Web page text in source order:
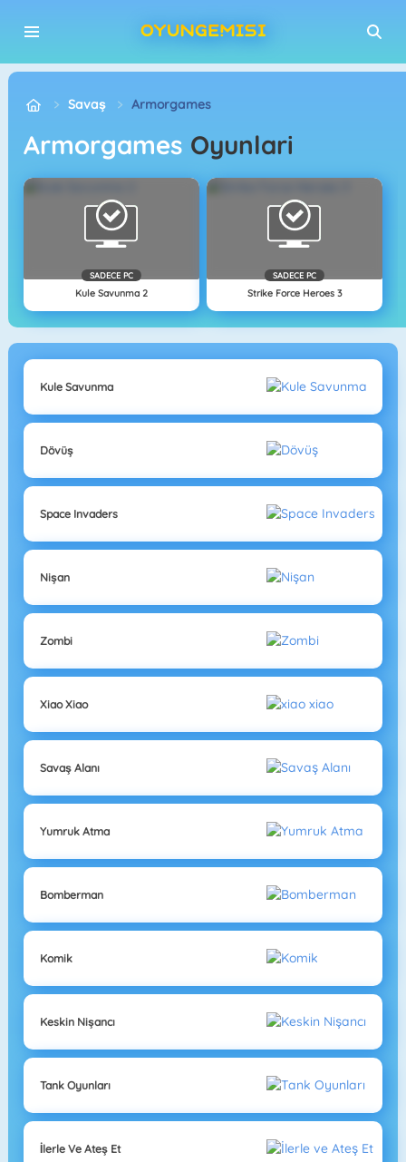
Savaş Armorgames
Armorgames Oyunlari
SADECE PC
Kule Savunma 2
SADECE PC
Strike Force Heroes 3
Kule Savunma
Dövüş
Space Invaders
Nişan
Zombi
Xiao Xiao
Savaş Alanı
Yumruk Atma
Bomberman
Komik
Keskin Nişancı
Tank Oyunları
İlerle Ve Ateş Et